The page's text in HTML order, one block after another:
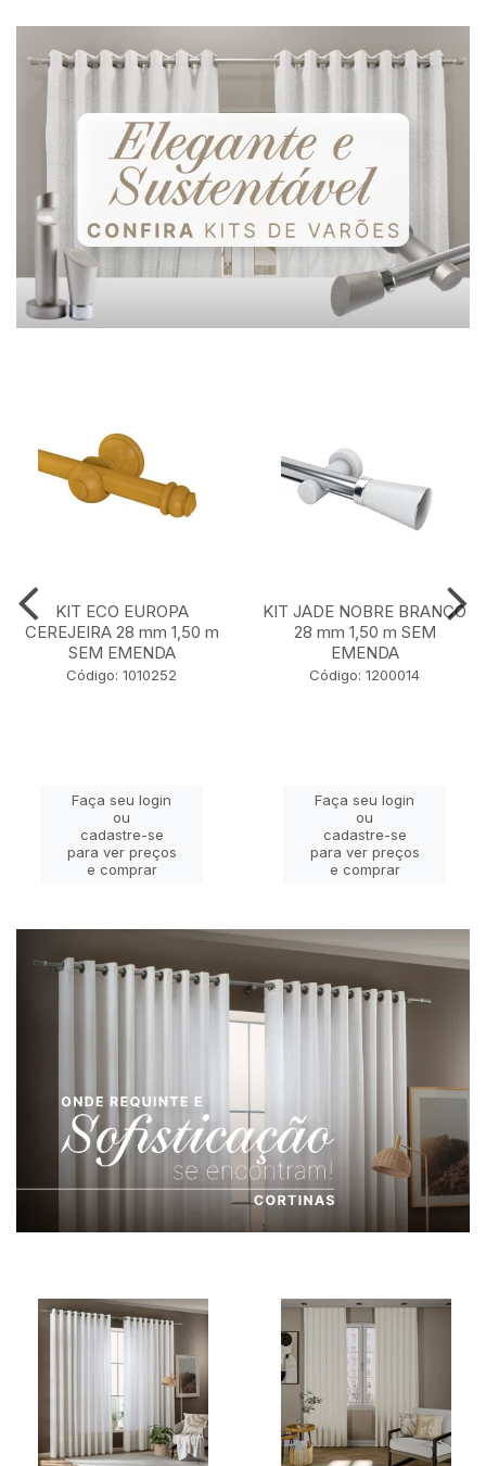
KIT ECO EUROPA
CEREJEIRA 28 mm 1,50 m
SEM EMENDA
Código: 1010252
Faça seu login
ou
cadastre-se
para ver preços
e comprar
KIT JADE NOBRE BRANCO
28 mm 1,50 m SEM
EMENDA
Código: 1200014
Faça seu login
ou
cadastre-se
para ver preços
e comprar